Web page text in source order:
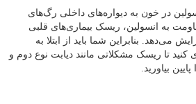
در خون به دیواره‌های داخلی رگ‌های
به انسولین، ریسک بیماری‌های قلبی
می‌دهد. بنابراین شما باید از ابتلا به
تا ریسک مشکلاتی مانند دیابت نوع دوم و
بیاورید.